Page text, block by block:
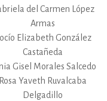
del Carmen López
Armas
Elizabeth González
Castañeda
Gisel Morales Salcedo
Rosa Yaveth Ruvalcaba
Delgadillo